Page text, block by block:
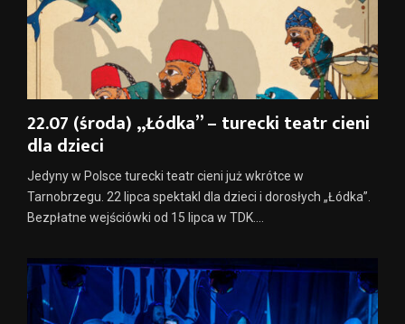
22.07 (środa) „Łódka” – turecki teatr cieni
dla dzieci
Jedyny w Polsce turecki teatr cieni już wkrótce w
Tarnobrzegu. 22 lipca spektakl dla dzieci i dorosłych „Łódka”.
Bezpłatne wejściówki od 15 lipca w TDK....